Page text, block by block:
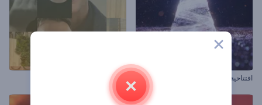
افتتاحية شجرة الكريسماس المضيئة ترويج المناسبات الخاصة